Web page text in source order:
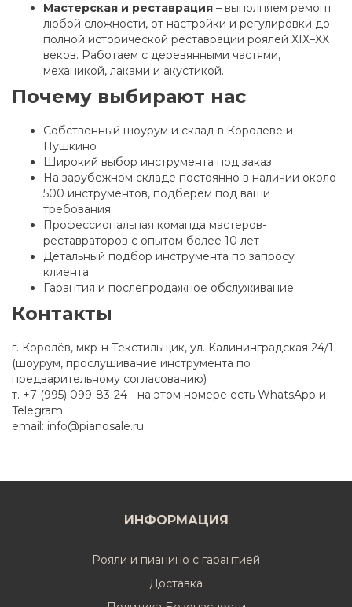
Мастерская и реставрация – выполняем ремонт
любой сложности, от настройки и регулировки до
полной исторической реставрации роялей XIX–XX
веков. Работаем с деревянными частями,
механикой, лаками и акустикой.
Почему выбирают нас
Собственный шоурум и склад в Королеве и
Пушкино
Широкий выбор инструмента под заказ
На зарубежном складе постоянно в наличии около
500 инструментов, подберем под ваши
требования
Профессиональная команда мастеров-
реставраторов с опытом более 10 лет
Детальный подбор инструмента по запросу
клиента
Гарантия и послепродажное обслуживание
Контакты
г. Королёв, мкр-н Текстильщик, ул. Калининградская 24/1
(шоурум, прослушивание инструмента по
предварительному согласованию)
т. +7 (995) 099-83-24 - на этом номере есть WhatsApp и
Telegram
email: info@pianosale.ru
ИНФОРМАЦИЯ
Рояли и пианино с гарантией
Доставка